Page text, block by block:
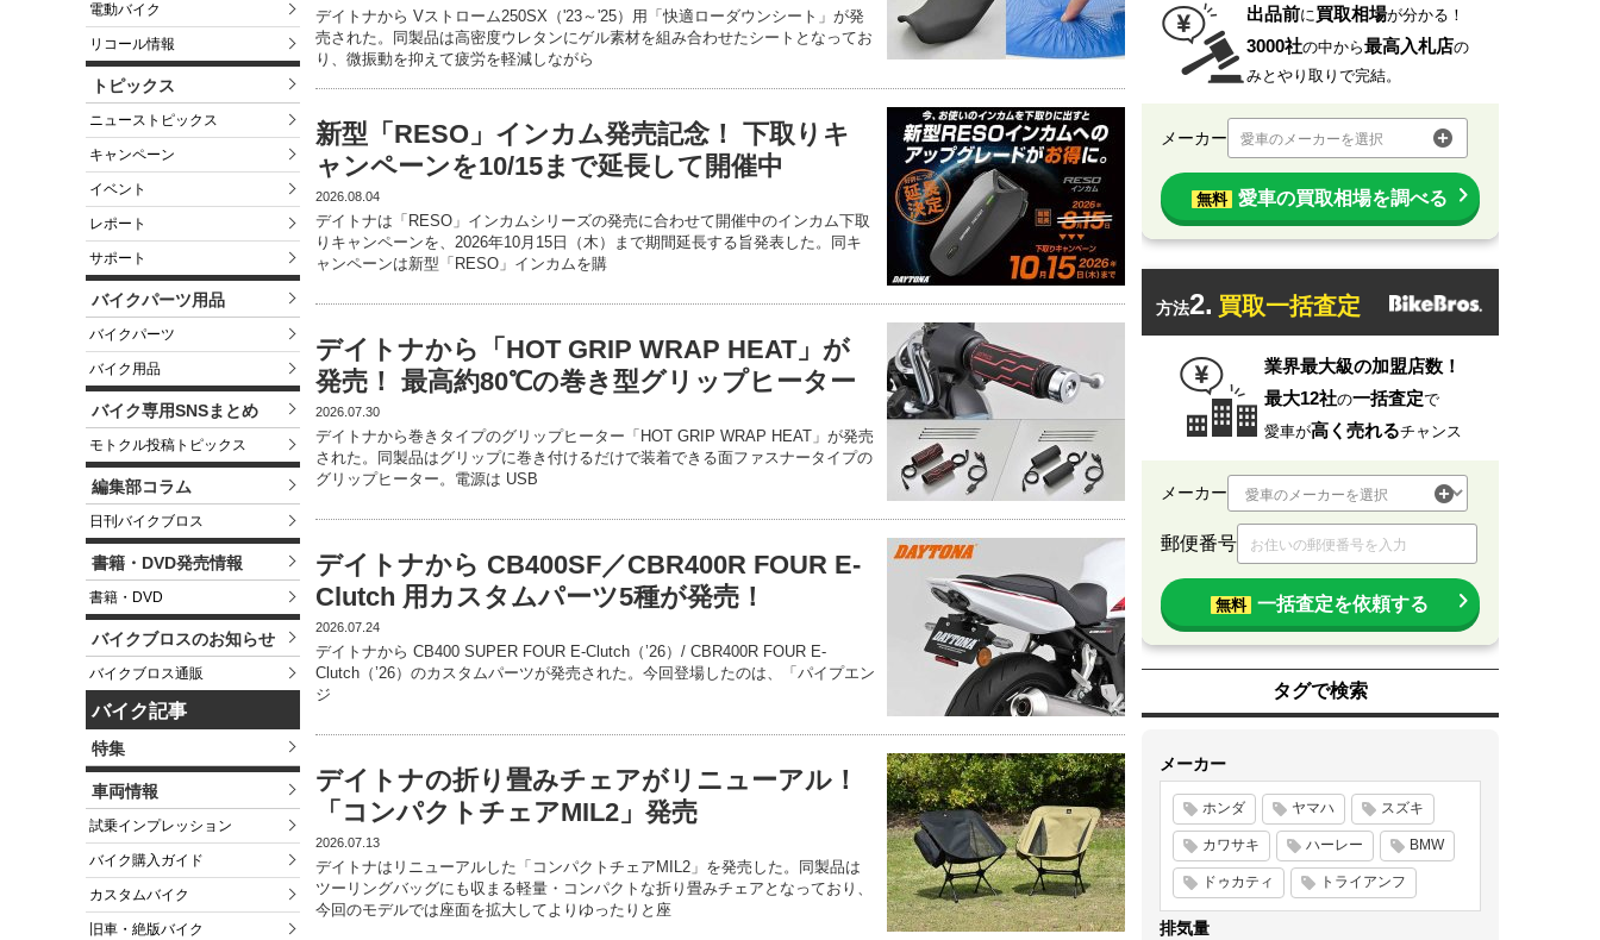
電動バイク
リコール情報
トピックス
ニューストピックス
キャンペーン
イベント
レポート
サポート
バイクパーツ用品
バイクパーツ
バイク用品
バイク専用SNSまとめ
モトクル投稿トピックス
編集部コラム
日刊バイクブロス
書籍・DVD発売情報
書籍・DVD
バイクブロスのお知らせ
バイクブロス通販
バイク記事
特集
車両情報
試乗インプレッション
バイク購入ガイド
カスタムバイク
旧車・絶版バイク
デイトナから Vストローム250SX（'23～'25）用「快適ローダウンシート」が発
売された。同製品は高密度ウレタンにゲル素材を組み合わせたシートとなってお
り、微振動を抑えて疲労を軽減しながら
新型「RESO」インカム発売記念！ 下取りキ
ャンペーンを10/15まで延長して開催中
2026.08.04
デイトナは「RESO」インカムシリーズの発売に合わせて開催中のインカム下取
りキャンペーンを、2026年10月15日（木）まで期間延長する旨発表した。同キ
ャンペーンは新型「RESO」インカムを購
デイトナから「HOT GRIP WRAP HEAT」が
発売！ 最高約80℃の巻き型グリップヒーター
2026.07.30
デイトナから巻きタイプのグリップヒーター「HOT GRIP WRAP HEAT」が発売
された。同製品はグリップに巻き付けるだけで装着できる面ファスナータイプの
グリップヒーター。電源は USB
デイトナから CB400SF／CBR400R FOUR E-
Clutch 用カスタムパーツ5種が発売！
2026.07.24
デイトナから CB400 SUPER FOUR E-Clutch（’26）/ CBR400R FOUR E-
Clutch（’26）のカスタムパーツが発売された。今回登場したのは、「パイプエン
ジ
デイトナの折り畳みチェアがリニューアル！
「コンパクトチェアMIL2」発売
2026.07.13
デイトナはリニューアルした「コンパクトチェアMIL2」を発売した。同製品は
ツーリングバッグにも収まる軽量・コンパクトな折り畳みチェアとなっており、
今回のモデルでは座面を拡大してよりゆったりと座
出品前に買取相場が分かる！
3000社の中から最高入札店の
みとやり取りで完結。
メーカー 愛車のメーカーを選択
無料 愛車の買取相場を調べる
方法2. 買取一括査定
業界最大級の加盟店数！
最大12社の一括査定で
愛車が高く売れるチャンス
メーカー
郵便番号
無料 一括査定を依頼する
タグで検索
メーカー
ホンダ ヤマハ スズキ
カワサキ ハーレー BMW
ドゥカティ トライアンフ
排気量